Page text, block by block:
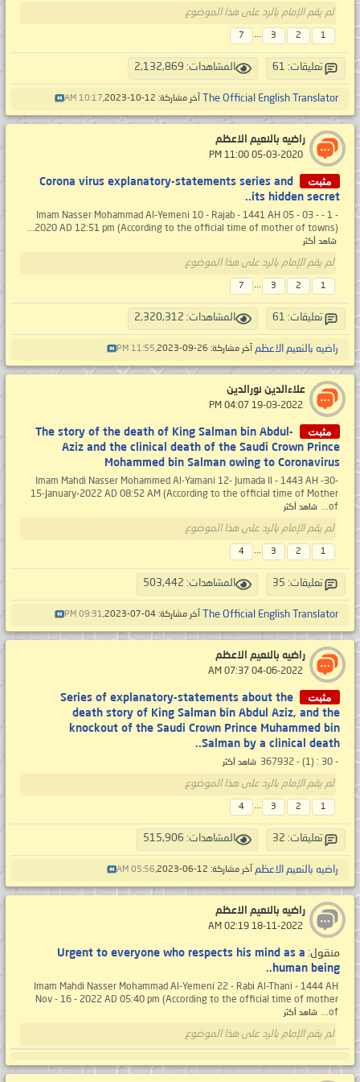
لم يقم الإمام بالرد على هذا الموضوع
1
2
3
...
7
تعليقات: 61 المشاهدات: 2,132,869
The Official English Translator آخر مشاركة: 12-10-2023, 10:17 AM
راضيه بالنعيم الاعظم
مثبت
Corona virus explanatory-statements series and
its hidden secret..
- 1 - Imam Nasser Mohammad Al-Yemeni 10 - Rajab - 1441 AH 05 - 03 -
2020 AD 12:51 pm (According to the official time of mother of towns)...
شاهد أكثر
لم يقم الإمام بالرد على هذا الموضوع
1
2
3
...
7
تعليقات: 61 المشاهدات: 2,320,312
راضيه بالنعيم الاعظم آخر مشاركة: 26-09-2023, 11:55 PM
علاءالدين نورالدين
مثبت
The story of the death of King Salman bin Abdul-
Aziz and the clinical death of the Saudi Crown Prince
Mohammed bin Salman owing to Coronavirus
-30- Imam Mahdi Nasser Mohammed Al-Yamani 12- Jumada II - 1443 AH
15-January-2022 AD 08:52 AM (According to the official time of Mother
of...
شاهد أكثر
لم يقم الإمام بالرد على هذا الموضوع
1
2
3
...
4
تعليقات: 35 المشاهدات: 503,442
The Official English Translator آخر مشاركة: 04-07-2023, 09:31 PM
راضيه بالنعيم الاعظم
مثبت
Series of explanatory-statements about the
death story of King Salman bin Abdul Aziz, and the
knockout of the Saudi Crown Prince Muhammed bin
Salman by a clinical death..
- 30 : (1) - 367932 شاهد أكثر
لم يقم الإمام بالرد على هذا الموضوع
1
2
3
...
4
تعليقات: 32 المشاهدات: 515,906
راضيه بالنعيم الاعظم آخر مشاركة: 12-06-2023, 05:56 AM
راضيه بالنعيم الاعظم
منقول: Urgent to everyone who respects his mind as a
human being..
Imam Mahdi Nasser Mohammad Al-Yemeni 22 - Rabi Al-Thani - 1444 AH
Nov - 16 - 2022 AD 05:40 pm (According to the official time of mother
of...
شاهد أكثر
لم يقم الإمام بالرد على هذا الموضوع